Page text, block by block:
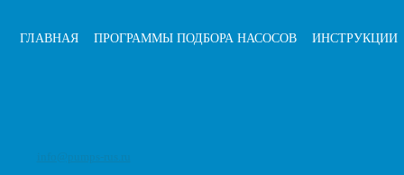
ГЛАВНАЯ ПРОГРАММЫ ПОДБОРА НАСОСОВ ИНСТРУКЦИИ